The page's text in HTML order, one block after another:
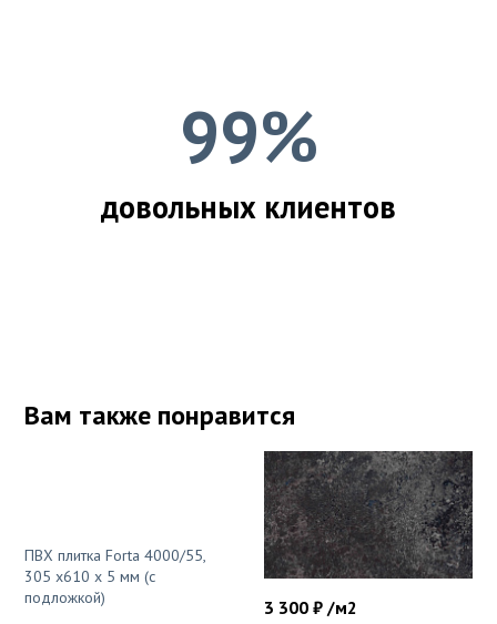
99%
довольных клиентов
Вам также понравится
ПВХ плитка Forta 4000/55,
305 х610 х 5 мм (с
подложкой)
3 300 ₽ /м2